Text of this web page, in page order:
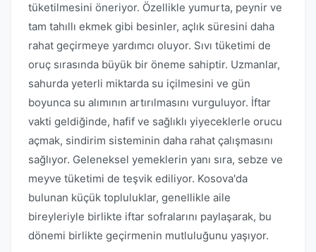
tüketilmesini öneriyor. Özellikle yumurta, peynir ve
tam tahıllı ekmek gibi besinler, açlık süresini daha
rahat geçirmeye yardımcı oluyor. Sıvı tüketimi de
oruç sırasında büyük bir öneme sahiptir. Uzmanlar,
sahurda yeterli miktarda su içilmesini ve gün
boyunca su alımının artırılmasını vurguluyor. İftar
vakti geldiğinde, hafif ve sağlıklı yiyeceklerle orucu
açmak, sindirim sisteminin daha rahat çalışmasını
sağlıyor. Geleneksel yemeklerin yanı sıra, sebze ve
meyve tüketimi de teşvik ediliyor. Kosova'da
bulunan küçük topluluklar, genellikle aile
bireyleriyle birlikte iftar sofralarını paylaşarak, bu
dönemi birlikte geçirmenin mutluluğunu yaşıyor.